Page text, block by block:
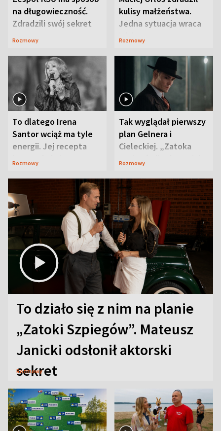
na długowieczność.
Zdradzili swój sekret
Rozmowy
kulisy małżeństwa.
Jedna sytuacja wraca
jak bumerang
Rozmowy
To dlatego Irena
Santor wciąż ma tyle
energii. Jej recepta
jest zaskakująco
Rozmowy
Tak wyglądał pierwszy
plan Gelnera i
Cieleckiej. „Zatoka
szpiegów” od razu ich
Rozmowy
To działo się z nim na planie
„Zatoki Szpiegów”. Mateusz
Janicki odsłonił aktorski
sekret
Rozmowy